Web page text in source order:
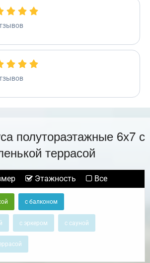
полутораэтажные 6х7 с
террасой
Этажность Все
с балконом
с эркером с сауной